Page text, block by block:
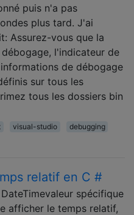
puis n'a pas
plus tard. J'ai
Assurez-vous que la
l'indicateur de
de débogage
sur tous les
tous les dossiers bin
visual-studio
debugging
relatif en C #
spécifique
afficher le temps relatif,